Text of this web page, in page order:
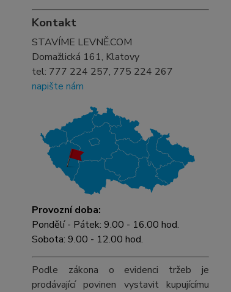
Kontakt
STAVÍME LEVNĚ.COM
Domažlická 161, Klatovy
tel: 777 224 257, 775 224 267
napište nám
Provozní doba:
Pondělí - Pátek: 9.00 - 16.00 hod.
Sobota: 9.00 - 12.00 hod.
Podle zákona o evidenci tržeb je
prodávající povinen vystavit kupujícímu